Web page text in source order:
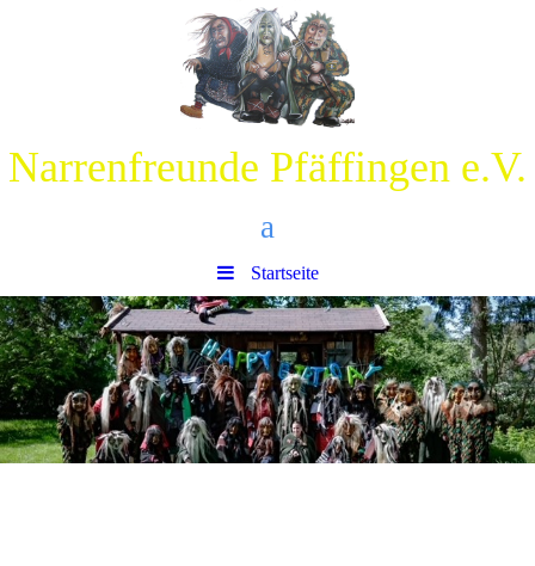
Narrenfreunde Pfäffingen e.V.
a
Startseite